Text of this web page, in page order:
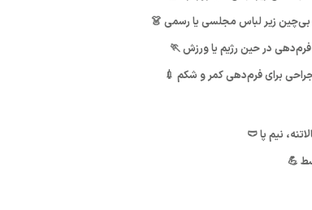
زیر لباس مجلسی یا رسمی 👗
در حین رژیم یا ورزش 🏃
برای فرم‌دهی کمر و شکم 💉
نیم پا 🩲
💪